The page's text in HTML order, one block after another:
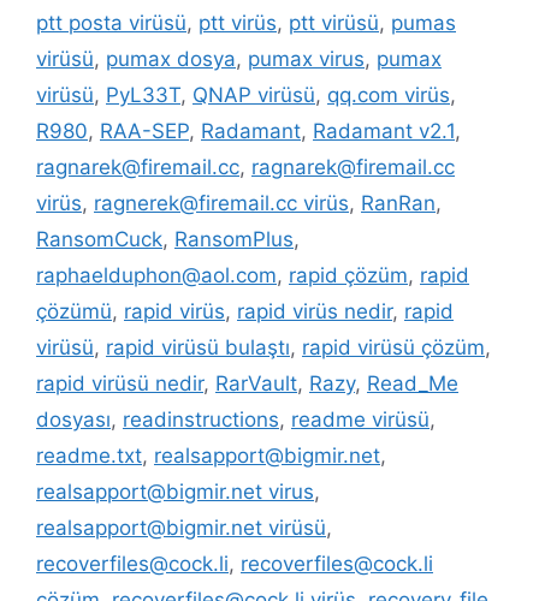
ptt posta virüsü, ptt virüs, ptt virüsü, pumas
virüsü, pumax dosya, pumax virus, pumax
virüsü, PyL33T, QNAP virüsü, qq.com virüs,
R980, RAA-SEP, Radamant, Radamant v2.1,
ragnarek@firemail.cc, ragnarek@firemail.cc
virüs, ragnerek@firemail.cc virüs, RanRan,
RansomCuck, RansomPlus,
raphaelduphon@aol.com, rapid çözüm, rapid
çözümü, rapid virüs, rapid virüs nedir, rapid
virüsü, rapid virüsü bulaştı, rapid virüsü çözüm,
rapid virüsü nedir, RarVault, Razy, Read_Me
dosyası, readinstructions, readme virüsü,
readme.txt, realsapport@bigmir.net,
realsapport@bigmir.net virus,
realsapport@bigmir.net virüsü,
recoverfiles@cock.li, recoverfiles@cock.li